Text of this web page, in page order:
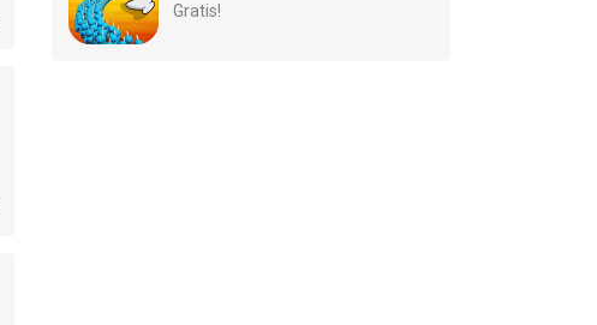
Gratis!